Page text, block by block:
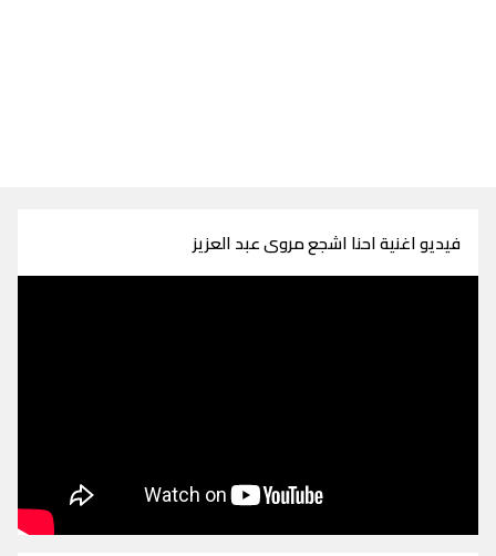
فيديو اغنية احنا اشجع مروى عبد العزيز